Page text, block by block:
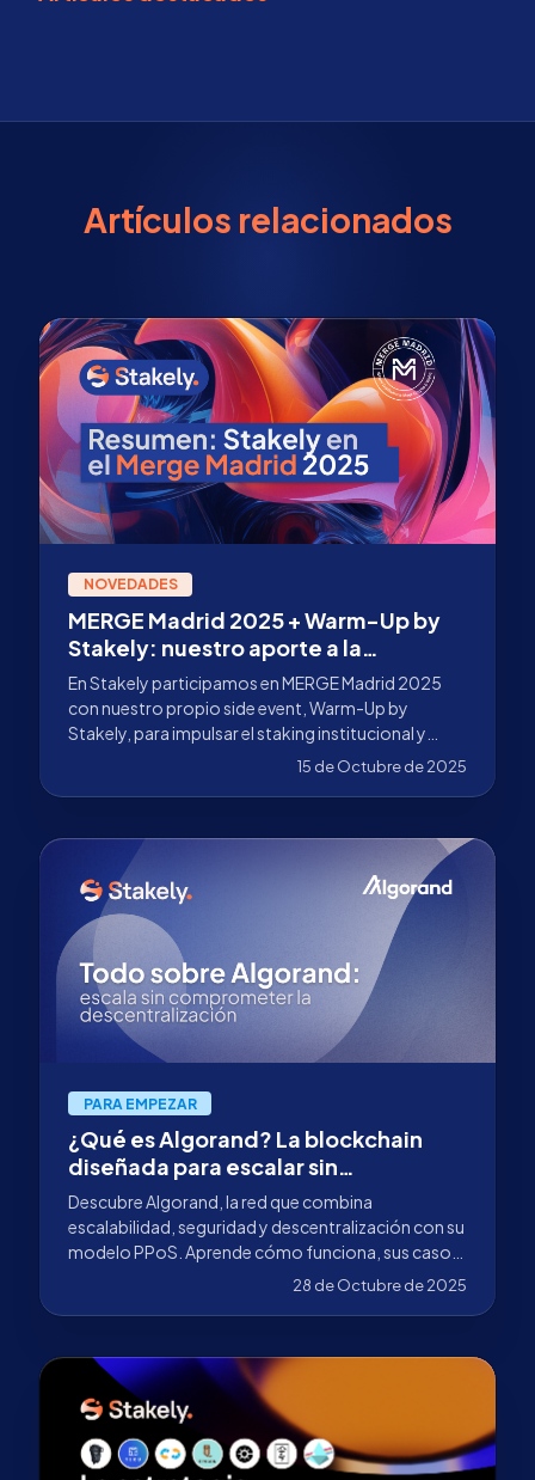
Artículos relacionados
NOVEDADES
MERGE Madrid 2025 + Warm-Up by
Stakely: nuestro aporte a la
adopción institucional
En Stakely participamos en MERGE Madrid 2025
con nuestro propio side event, Warm-Up by
Stakely, para impulsar el staking institucional y
conectar con la comunidad Web3 en la capital
15 de Octubre de 2025
PARA EMPEZAR
¿Qué es Algorand? La blockchain
diseñada para escalar sin
comprometer la descentralización
Descubre Algorand, la red que combina
escalabilidad, seguridad y descentralización con su
modelo PPoS. Aprende cómo funciona, sus casos
de uso reales y cómo delegar tus ALGO con
28 de Octubre de 2025